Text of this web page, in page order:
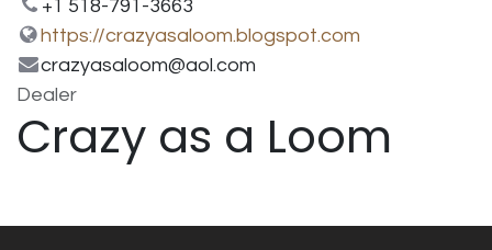
+1 518-791-3663
https://crazyasaloom.blogspot.com
crazyasaloom@aol.com
Dealer
Crazy as a Loom